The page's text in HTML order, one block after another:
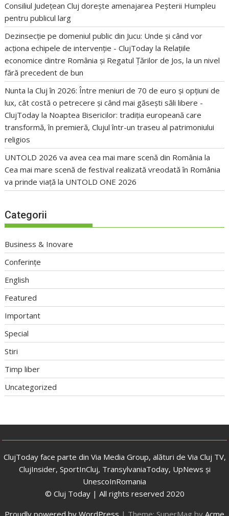
Consiliul Județean Cluj dorește amenajarea Peșterii Humpleu
pentru publicul larg
Dezinsecție pe domeniul public din Jucu: Unde și când vor
acționa echipele de intervenție - ClujToday la Relațiile
economice dintre România și Regatul Țărilor de Jos, la un nivel
fără precedent de bun
Nunta la Cluj în 2026: Între meniuri de 70 de euro și opțiuni de
lux, cât costă o petrecere și când mai găsești săli libere -
ClujToday la Noaptea Bisericilor: tradiția europeană care
transformă, în premieră, Clujul într-un traseu al patrimoniului
religios
UNTOLD 2026 va avea cea mai mare scenă din România la
Cea mai mare scenă de festival realizată vreodată în România
va prinde viață la UNTOLD ONE 2026
Categorii
Business & Inovare
Conferințe
English
Featured
Important
Special
Stiri
Timp liber
Uncategorized
ClujToday face parte din Via Media Group, alături de Via Cluj TV,
ClujInsider, SportInCluj, TransylvaniaToday, UpNews și
UnescoInRomania
© Cluj Today | All rights reserved 2020